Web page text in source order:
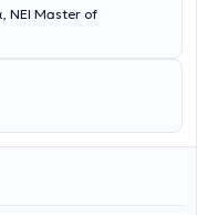
NEI Master of